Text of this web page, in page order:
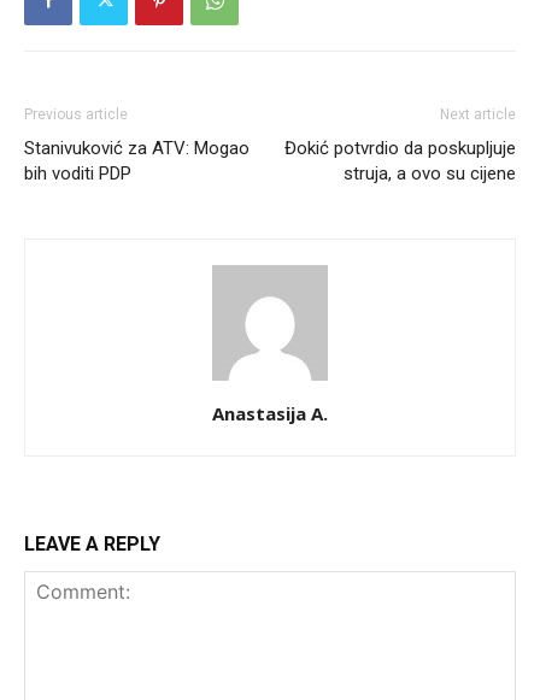
Previous article
Stanivuković za ATV: Mogao
bih voditi PDP
Next article
Đokić potvrdio da poskupljuje
struja, a ovo su cijene
Anastasija A.
LEAVE A REPLY